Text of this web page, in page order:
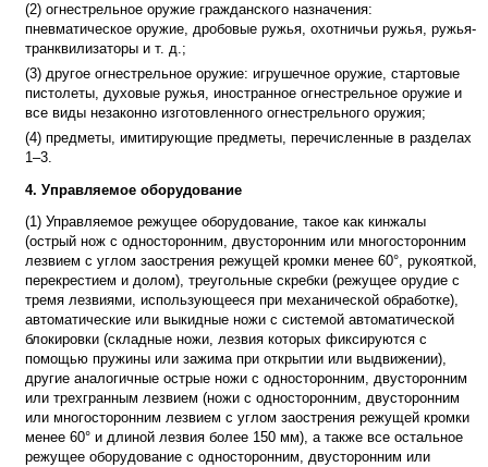
(2) огнестрельное оружие гражданского назначения:
пневматическое оружие, дробовые ружья, охотничьи ружья, ружья-
транквилизаторы и т. д.;
(3) другое огнестрельное оружие: игрушечное оружие, стартовые
пистолеты, духовые ружья, иностранное огнестрельное оружие и
все виды незаконно изготовленного огнестрельного оружия;
(4) предметы, имитирующие предметы, перечисленные в разделах
1–3.
4. Управляемое оборудование
(1) Управляемое режущее оборудование, такое как кинжалы
(острый нож с односторонним, двусторонним или многосторонним
лезвием с углом заострения режущей кромки менее 60°, рукояткой,
перекрестием и долом), треугольные скребки (режущее орудие с
тремя лезвиями, использующееся при механической обработке),
автоматические или выкидные ножи с системой автоматической
блокировки (складные ножи, лезвия которых фиксируются с
помощью пружины или зажима при открытии или выдвижении),
другие аналогичные острые ножи с односторонним, двусторонним
или трехгранным лезвием (ножи с односторонним, двусторонним
или многосторонним лезвием с углом заострения режущей кромки
менее 60° и длиной лезвия более 150 мм), а также все остальное
режущее оборудование с односторонним, двусторонним или